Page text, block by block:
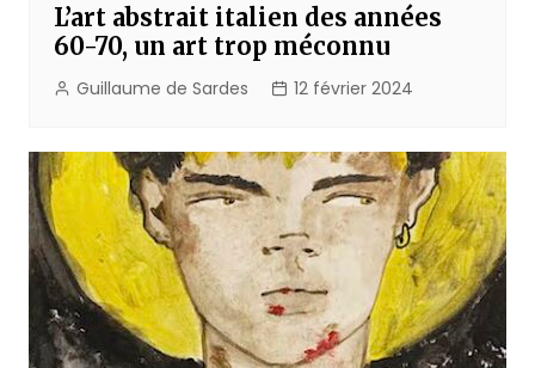
L’art abstrait italien des années
60-70, un art trop méconnu
Guillaume de Sardes 12 février 2024